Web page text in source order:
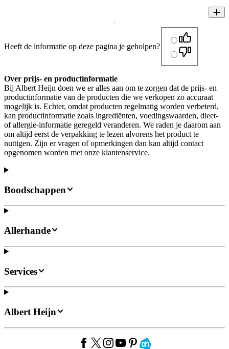
Heeft de informatie op deze pagina je geholpen?
Over prijs- en productinformatie
Bij Albert Heijn doen we er alles aan om te zorgen dat de prijs- en
productinformatie van de producten die we verkopen zo accuraat
mogelijk is. Echter, omdat producten regelmatig worden verbeterd,
kan productinformatie zoals ingrediënten, voedingswaarden, dieet-
of allergie-informatie geregeld veranderen. We raden je daarom aan
om altijd eerst de verpakking te lezen alvorens het product te
nuttigen. Zijn er vragen of opmerkingen dan kan altijd contact
opgenomen worden met onze klantenservice.
Boodschappen
Allerhande
Services
Albert Heijn